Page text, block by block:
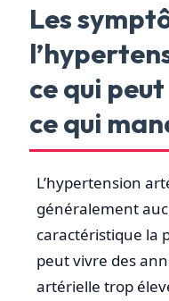
Les
ce qui
ce qui
L’hypertension
généralement
caractéristique la
peut vivre des
artérielle trop